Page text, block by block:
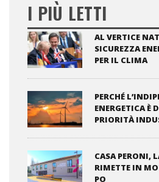
I PIÙ LETTI
AL VERTICE
SICUREZZA
PER IL CLIMA
PERCHÉ
ENERGETICA È
PRIORITÀ
CASA PERONI,
RIMETTE IN
PO